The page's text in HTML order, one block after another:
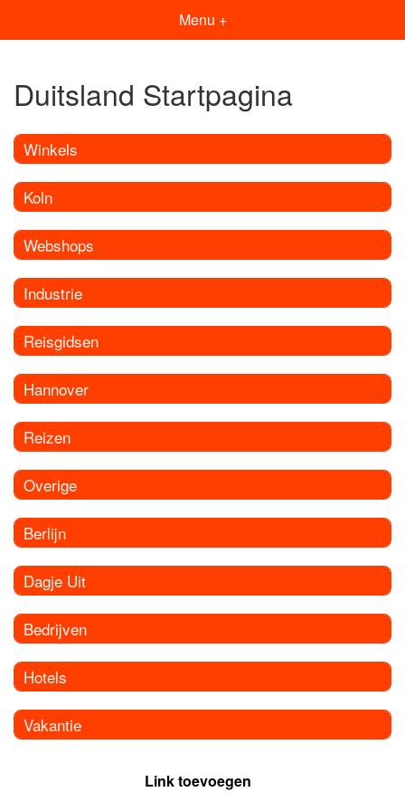
Menu +
Duitsland Startpagina
Winkels
Koln
Webshops
Industrie
Reisgidsen
Hannover
Reizen
Overige
Berlijn
Dagje Uit
Bedrijven
Hotels
Vakantie
Link toevoegen